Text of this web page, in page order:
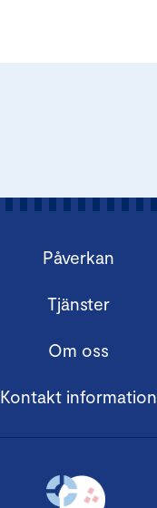
Påverkan
Tjänster
Om oss
Kontakt information